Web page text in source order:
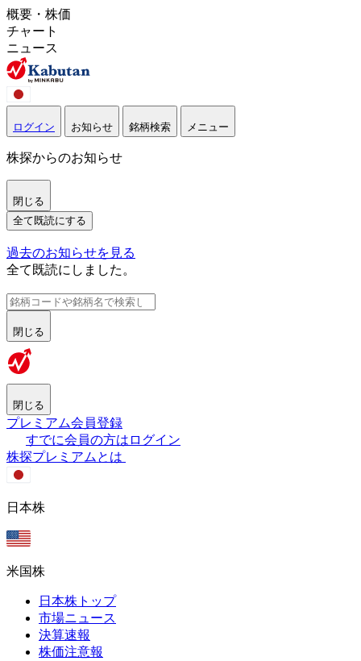
概要・株価
チャート
ニュース
ログイン お知らせ 銘柄検索 メニュー
株探からのお知らせ
閉じる
全て既読にする
過去のお知らせを見る
全て既読にしました。
閉じる
閉じる
プレミアム会員登録
すでに会員の方はログイン
株探プレミアムとは
日本株
米国株
日本株トップ
市場ニュース
決算速報
株価注意報